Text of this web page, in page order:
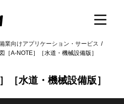
業向けアプリケーション・サービス
［A-NOTE］［水道・機械設備版］
［水道・機械設備版］